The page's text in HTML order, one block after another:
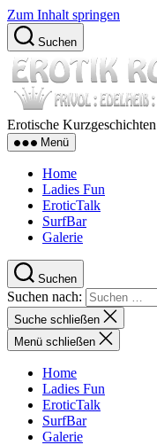
Zum Inhalt springen
Suchen
Erotische Kurzgeschichten
Menü
Home
Ladies Fun
EroticTalk
SurfBar
Galerie
Suchen
Suchen nach:
Suche schließen
Menü schließen
Home
Ladies Fun
EroticTalk
SurfBar
Galerie